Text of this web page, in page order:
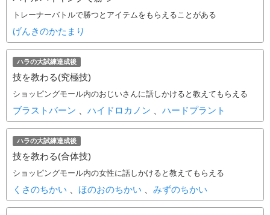
トレーナーバトルで勝つとアイテムをもらえることがある
げんきのかたまり
ハラの大試練達成後
技を教わる(究極技)
ショッピングモール内のおじいさんに話しかけると教えてもらえる
ブラストバーン ハイドロカノン ハードプラント
ハラの大試練達成後
技を教わる(合体技)
ショッピングモール内の女性に話しかけると教えてもらえる
くさのちかい ほのおのちかい みずのちかい